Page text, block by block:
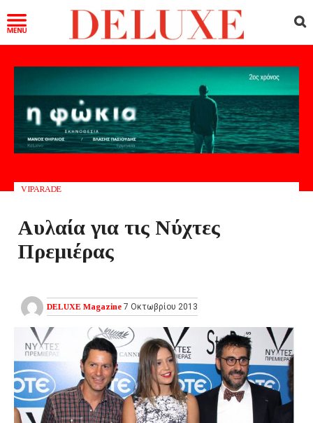
VIPARADE
Αυλαία για τις Νύχτες
Πρεμιέρας
DELUXE Magazine 7 Οκτωβρίου 2013